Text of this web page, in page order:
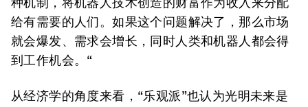
给有需要的人们。如果这个问题解决了，那么市场
就会爆发、需求会增长，同时人类和机器人都会得
到工作机会。“
从经济学的角度来看，“乐观派”也认为光明未来是